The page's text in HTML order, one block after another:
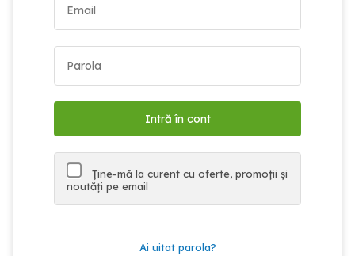
Ține-mă la curent cu oferte, promoții și
noutăți pe email
Ai uitat parola?